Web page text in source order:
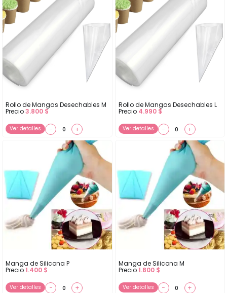
Rollo de Mangas Desechables M
Precio3.800 $
Ver detalles − +
Rollo de Mangas Desechables L
Precio 4.990 $
Ver detalles − +
Manga de Silicona P
Precio 1.400 $
Ver detalles − +
Manga de Silicona M
Precio 1.800 $
Ver detalles − +